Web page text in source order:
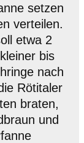
setzen
verteilen.
etwa 2
bis
nach
Rötitaler
braten,
und